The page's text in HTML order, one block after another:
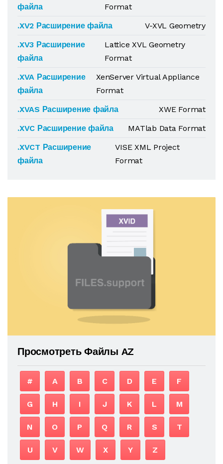
файла
Format
.XV2 Расширение файла
V-XVL Geometry
.XV3 Расширение
файла
Lattice XVL Geometry
Format
.XVA Расширение
файла
XenServer Virtual Appliance
Format
.XVAS Расширение файла
XWE Format
.XVC Расширение файла
MATlab Data Format
.XVCT Расширение
файла
VISE XML Project
Format
Просмотреть Файлы AZ
# A B C D E F
G H I J K L M
N O P Q R S T
U V W X Y Z